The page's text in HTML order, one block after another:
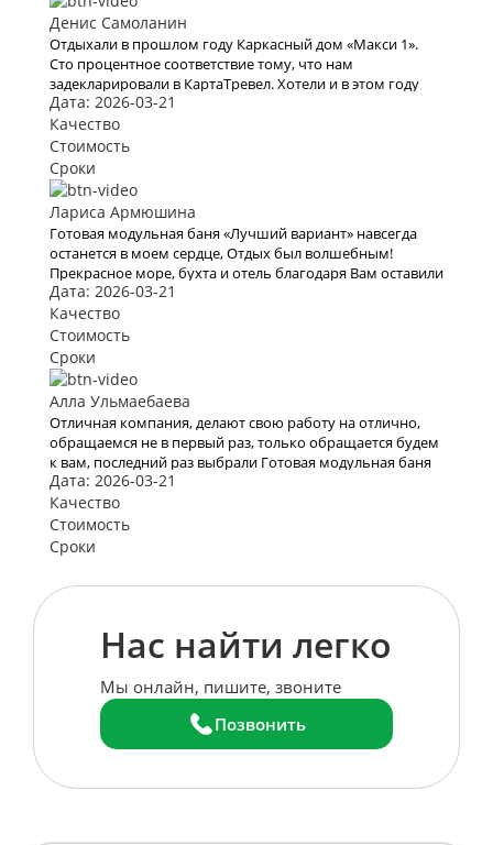
Денис Самоланин
Отдыхали в прошлом году Каркасный дом «Макси 1».
Сто процентное соответствие тому, что нам
задекларировали в КартаТревел. Хотели и в этом году
воспользоваться их услугами, но видимо эта пандемия
все испортит.
Дата: 2026-03-21
Качество
Стоимость
Сроки
Лариса Армюшина
Готовая модульная баня «Лучший вариант» навсегда
останется в моем сердце, Отдых был волшебным!
Прекрасное море, бухта и отель благодаря Вам оставили
яркое впечатление и бурю эмоций. В это место хочется
возвращаться Снова и снова. Спасибо Вам за Вашу
работу. Мы с мужем рады, что обратились к Вам. Теперь
с Вами отдых для нас больше не проблема
Дата: 2026-03-21
Качество
Стоимость
Сроки
Алла Ульмаебаева
Отличная компания, делают свою работу на отлично,
обращаемся не в первый раз, только обращается будем
к вам, последний раз выбрали Готовая модульная баня
«Лучший вариант»
Дата: 2026-03-21
Качество
Стоимость
Сроки
Нас найти легко
Мы онлайн, пишите, звоните
Позвонить